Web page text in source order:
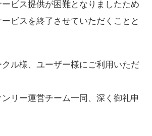
ビス提供が困難となりましたため
ビスを終了させていただくことと
ル様、ユーザー様にご利用いただ
ンリー運営チーム一同、深く御礼申